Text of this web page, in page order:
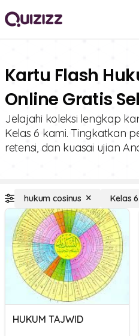
Kartu Flash
Online Gratis
Jelajahi koleksi lengkap
Kelas 6 kami. Tingkatkan
retensi, dan kuasai ujian
hukum cosinus Kelas 6
HUKUM TAJWID